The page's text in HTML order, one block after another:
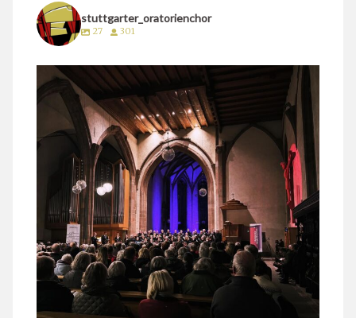
stuttgarter_oratorienchor
27 301
stuttgarter_oratorienchor
März 24